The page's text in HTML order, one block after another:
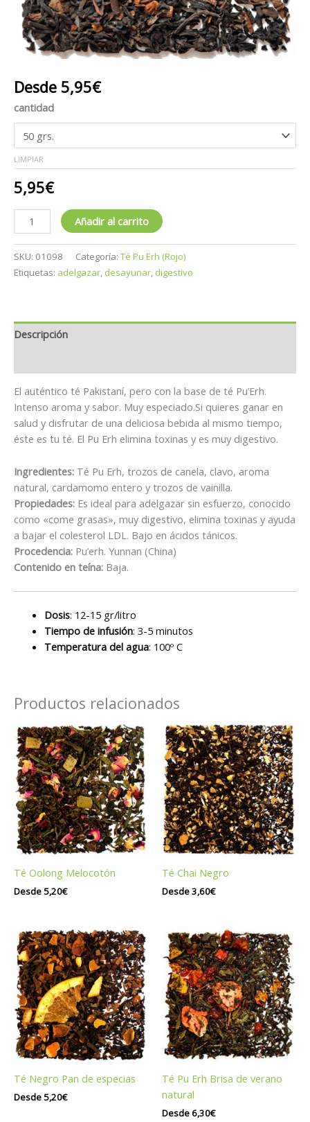
Desde 5,95€
cantidad
LIMPIAR
5,95€
Añadir al carrito
SKU: 01098 Categoría: Té Pu Erh (Rojo)
Etiquetas: adelgazar, desayunar, digestivo
Descripción
El auténtico té Pakistaní, pero con la base de té Pu’Erh.
Intenso aroma y sabor. Muy especiado.Si quieres ganar en
salud y disfrutar de una deliciosa bebida al mismo tiempo,
éste es tu té. El Pu Erh elimina toxinas y es muy digestivo.
Ingredientes: Té Pu Erh, trozos de canela, clavo, aroma
natural, cardamomo entero y trozos de vainilla.
Propiedades: Es ideal para adelgazar sin esfuerzo, conocido
como «come grasas», muy digestivo, elimina toxinas y ayuda
a bajar el colesterol LDL. Bajo en ácidos tánicos.
Procedencia: Pu’erh. Yunnan (China)
Contenido en teína: Baja.
Dosis: 12-15 gr/litro
Tiempo de infusión: 3-5 minutos
Temperatura del agua: 100º C
Productos relacionados
Té Oolong Melocotón
Desde5,20€
Té Chai Negro
Desde3,60€
Té Negro Pan de especias
Desde5,20€
Té Pu Erh Brisa de verano
natural
Desde6,30€